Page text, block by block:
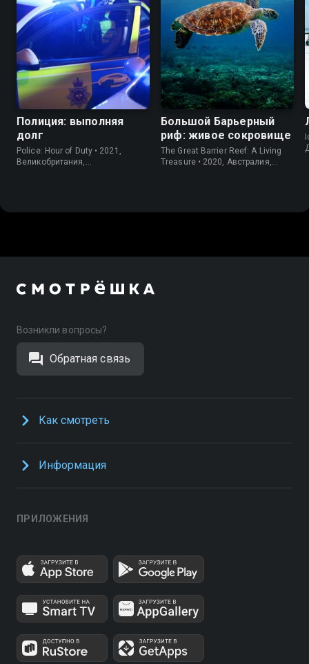
Полиция: выполняя
долг
Police: Hour of Duty • 2021,
Великобритания,
Большой Барьерный
риф: живое сокровище
The Great Barrier Reef: A Living
Treasure • 2020, Австралия,
Возникли вопросы?
Обратная связь
Как смотреть
Информация
ПРИЛОЖЕНИЯ